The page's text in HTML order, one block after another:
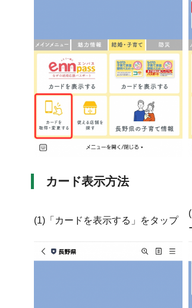
カード表示方法
(1)「カードを表示する」をタップ